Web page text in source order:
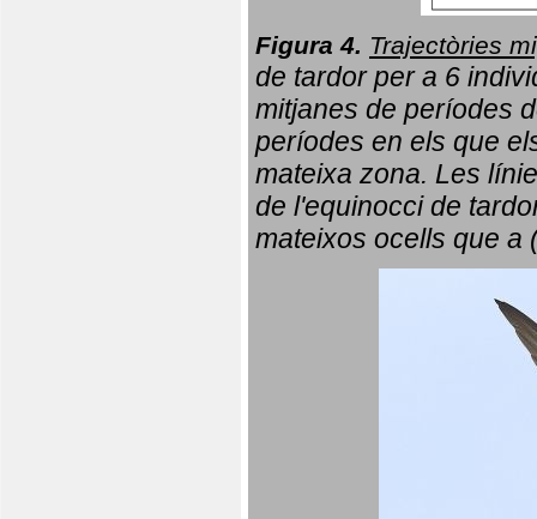
Figura 4. Trajectòries
de tardor per a 6
mitjanes de períodes
períodes en els que
mateixa zona. Les
de l'equinocci de
mateixos ocells que a